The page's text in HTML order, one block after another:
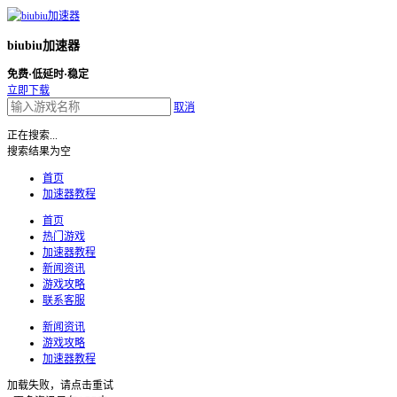
biubiu加速器
免费·低延时·稳定
立即下载
取消
正在搜索...
搜索结果为空
首页
加速器教程
首页
热门游戏
加速器教程
新闻资讯
游戏攻略
联系客服
新闻资讯
游戏攻略
加速器教程
加载失败，请点击重试